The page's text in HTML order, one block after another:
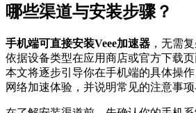
哪些渠道与安装步骤？
手机端可直接安装Veee加速器 ，无需
依据设备类型在应用商店或官方下载页
本文将逐步引导你在手机端的具体操
网络加速体验，并说明常见的注意事项